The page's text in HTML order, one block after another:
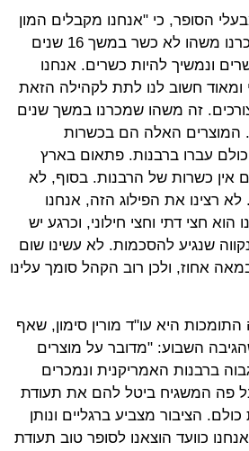
הסופר, כי "אנחנו מקבלים המון
תמיכה מהציבור. לא מכרנו משהו לא כשר במשך 16 שנים
ונמשיך להיות כשרים. אנחנו
ומאוד חשוב לנו לתת לקהילה הזאת
זה משהו שמכרנו במשך שנים
המוצרים האלה הם בכשרות
עברו ברבנות. פתאום בארץ
אין כשרות של הרבנות. בסוף, לא
רצינו את הפילוג הזה, אנחנו
חצי דתי וחצי חילוני, וכרגע יש
שנגיע להסכמות. לא עשינו שום
אחוז, ולכן רוב הקהל סומך עלינו
היא עו"ד מורין סימון, שאף
השבוע: "מדובר על מוצרים
ברבנות האמריקנית ונמכרים
פה המשגיח ביטל להם את תעודת
הציבור מצביע ברגליים ונותן
כוועד הוצאנו לסופר טוב תעודת